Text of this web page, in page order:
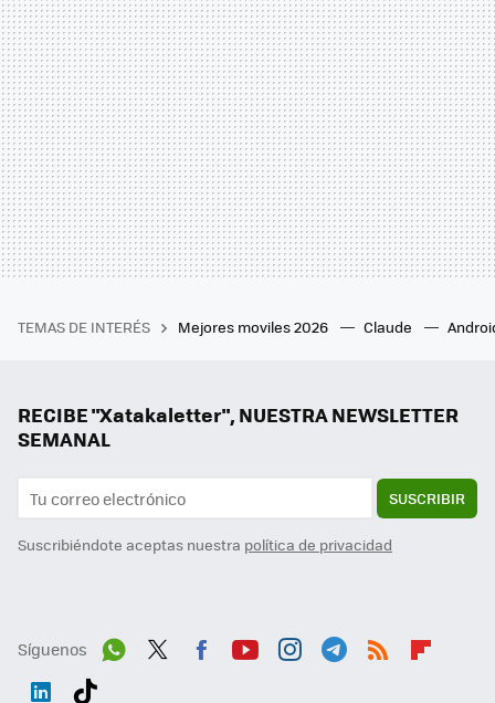
TEMAS DE INTERÉS Mejores moviles 2026 Claude
RECIBE "Xatakaletter", NUESTRA NEWSLETTER
SEMANAL
SUSCRIBIR
Suscribiéndote aceptas nuestra política de privacidad
Síguenos